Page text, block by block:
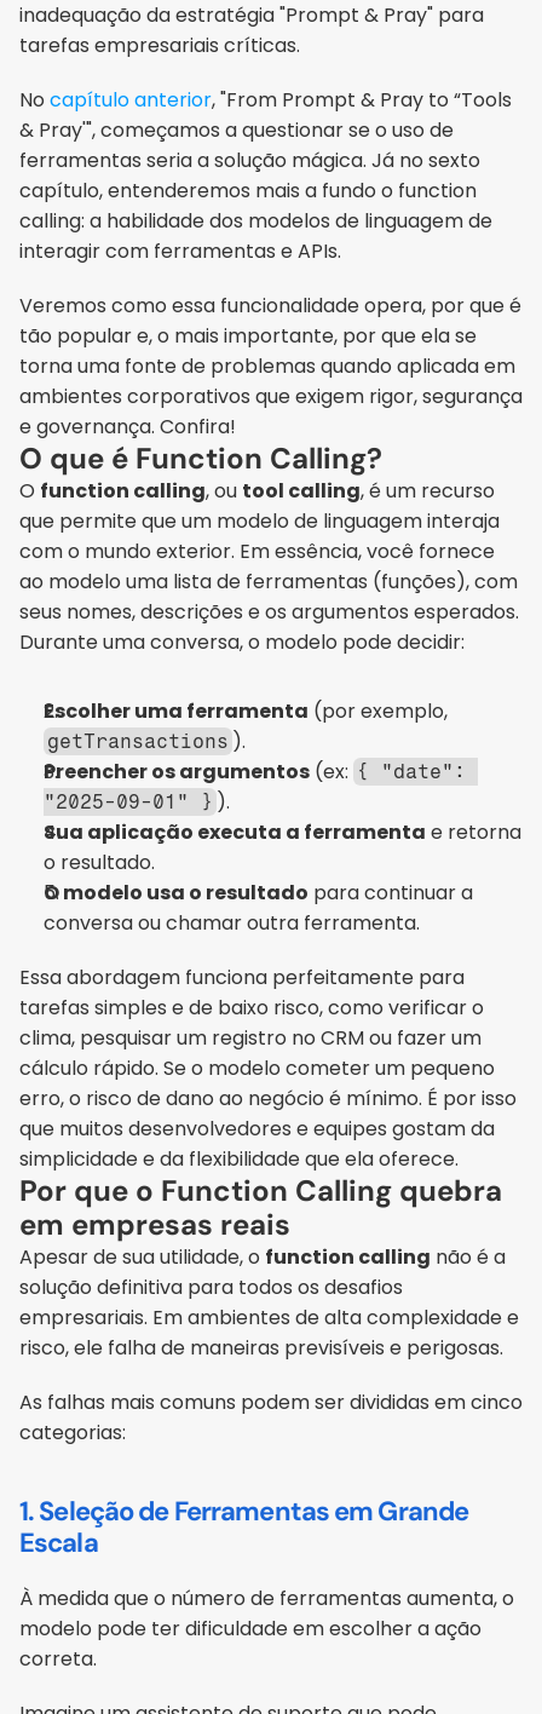
inadequação da estratégia "Prompt & Pray" para
tarefas empresariais críticas.
No capítulo anterior, "From Prompt & Pray to “Tools
& Pray'", começamos a questionar se o uso de
ferramentas seria a solução mágica. Já no sexto
capítulo, entenderemos mais a fundo o function
calling: a habilidade dos modelos de linguagem de
interagir com ferramentas e APIs.
Veremos como essa funcionalidade opera, por que é
tão popular e, o mais importante, por que ela se
torna uma fonte de problemas quando aplicada em
ambientes corporativos que exigem rigor, segurança
e governança. Confira!
O que é Function Calling?
O function calling, ou tool calling, é um recurso
que permite que um modelo de linguagem interaja
com o mundo exterior. Em essência, você fornece
ao modelo uma lista de ferramentas (funções), com
seus nomes, descrições e os argumentos esperados.
Durante uma conversa, o modelo pode decidir:
Escolher uma ferramenta
getTransactions ).
Preencher os argumentos (ex: { "date":
"2025-09-01" } ).
Sua aplicação executa a ferramenta e retorna
o resultado.
O modelo usa o resultado para continuar a
conversa ou chamar outra ferramenta.
Essa abordagem funciona perfeitamente para
tarefas simples e de baixo risco, como verificar o
clima, pesquisar um registro no CRM ou fazer um
cálculo rápido. Se o modelo cometer um pequeno
erro, o risco de dano ao negócio é mínimo. É por isso
que muitos desenvolvedores e equipes gostam da
simplicidade e da flexibilidade que ela oferece.
Por que o Function Calling quebra
em empresas reais
Apesar de sua utilidade, o function calling não é a
solução definitiva para todos os desafios
empresariais. Em ambientes de alta complexidade e
risco, ele falha de maneiras previsíveis e perigosas.
As falhas mais comuns podem ser divididas em cinco
categorias:
1. Seleção de Ferramentas em Grande
Escala
À medida que o número de ferramentas aumenta, o
modelo pode ter dificuldade em escolher a ação
correta.